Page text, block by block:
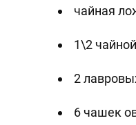
чайная
1\2
2
6 чашек